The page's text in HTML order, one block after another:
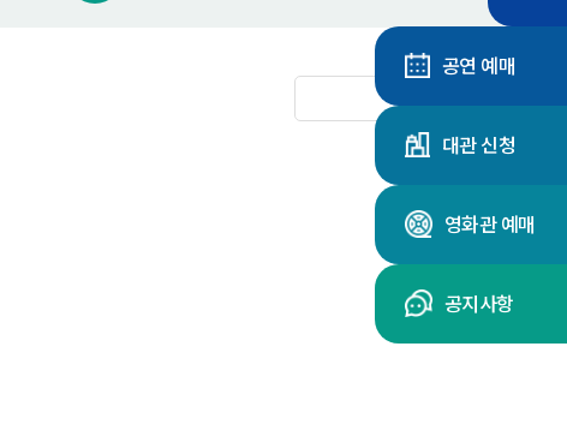
공연 예매
대관 신청
영화관 예매
공지사항